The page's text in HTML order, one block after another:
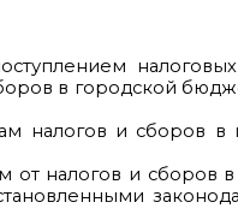
в городской
налогов и сборов в
от налогов и сборов